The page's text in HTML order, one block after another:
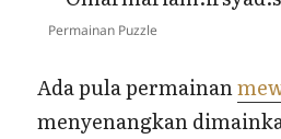
Permainan Puzzle
Ada pula permainan
menyenangkan